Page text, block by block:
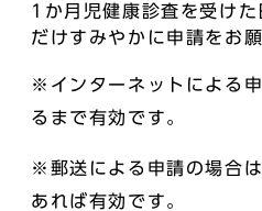
1か月児健康診査を受け
だけすみやかに申請をお
※インターネットによる
るまで有効です。
※郵送による申請の場合
あれば有効です。